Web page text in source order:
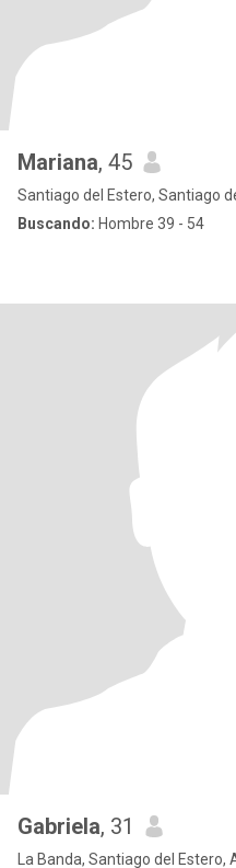
Mariana, 45
Santiago del Estero, Santiago
Buscando: Hombre 39 - 54
Gabriela, 31
La Banda, Santiago del Estero,